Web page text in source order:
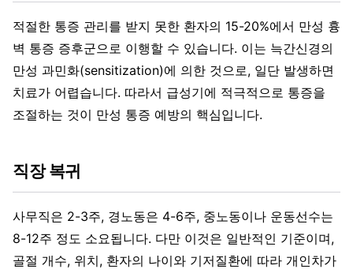
적절한 통증 관리를 받지 못한 환자의 15-20%에서 만성 흉
벽 통증 증후군으로 이행할 수 있습니다. 이는 늑간신경의
만성 과민화(sensitization)에 의한 것으로, 일단 발생하면
치료가 어렵습니다. 따라서 급성기에 적극적으로 통증을
조절하는 것이 만성 통증 예방의 핵심입니다.
직장 복귀
사무직은 2-3주, 경노동은 4-6주, 중노동이나 운동선수는
8-12주 정도 소요됩니다. 다만 이것은 일반적인 기준이며,
골절 개수, 위치, 환자의 나이와 기저질환에 따라 개인차가